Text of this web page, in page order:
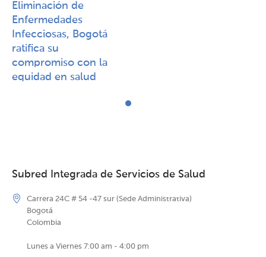
Eliminación de
Enfermedades
Infecciosas, Bogotá
ratifica su
compromiso con la
equidad en salud
Subred Integrada de Servicios de Salud
Carrera 24C # 54 -47 sur (Sede Administrativa)
Bogotá
Colombia
Lunes a Viernes 7:00 am - 4:00 pm